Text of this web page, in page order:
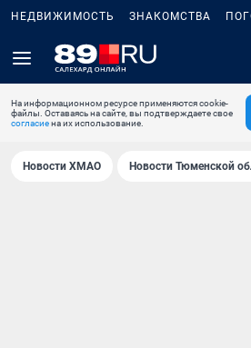
НЕДВИЖИМОСТЬ ЗНАКОМСТВА
На информационном ресурсе применяются cookie-
файлы. Оставаясь на сайте, вы подтверждаете свое
согласиена их использование.
Новости ХМАО Новости Тюменской